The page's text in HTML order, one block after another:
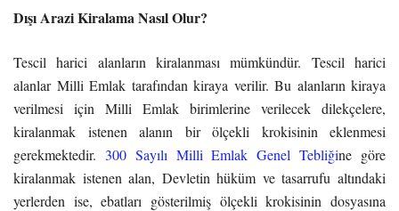
Dışı Arazi Kiralama Nasıl Olur?
Tescil harici alanların kiralanması mümkündür. Tescil harici
alanlar Milli Emlak tarafından kiraya verilir. Bu alanların kiraya
verilmesi için Milli Emlak birimlerine verilecek dilekçelere,
kiralanmak istenen alanın bir ölçekli krokisinin eklenmesi
gerekmektedir. 300 Sayılı Milli Emlak Genel Tebliğine göre
kiralanmak istenen alan, Devletin hüküm ve tasarrufu altındaki
yerlerden ise, ebatları gösterilmiş ölçekli krokisinin dosyasına